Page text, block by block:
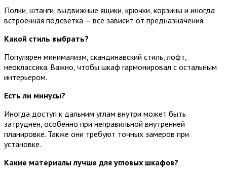
Полки, штанги, выдвижные ящики, крючки, корзины и иногда
встроенная подсветка — всё зависит от предназначения.
Какой стиль выбрать?
Популярен минимализм, скандинавский стиль, лофт,
неоклассика. Важно, чтобы шкаф гармонировал с остальным
интерьером.
Есть ли минусы?
Иногда доступ к дальним углам внутри может быть
затруднен, особенно при неправильной внутренней
планировке. Также они требуют точных замеров при
установке.
Какие материалы лучше для угловых шкафов?